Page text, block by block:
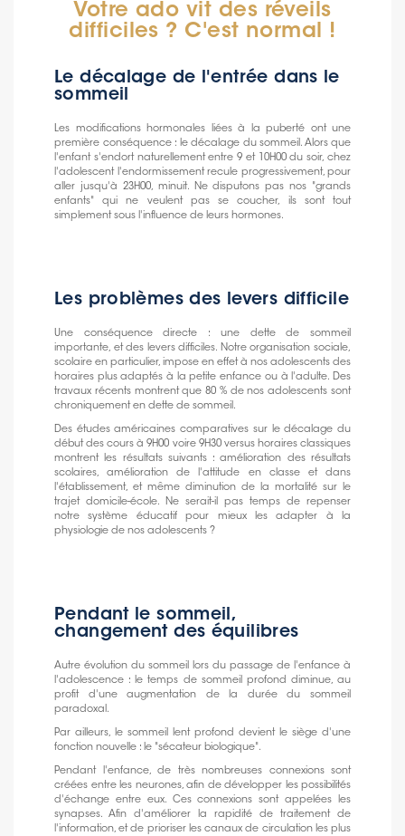
Votre ado vit des réveils
difficiles ? C'est normal !
Le décalage de l'entrée dans le
sommeil
Les modifications hormonales liées à la puberté ont une
première conséquence : le décalage du sommeil. Alors que
l'enfant s'endort naturellement entre 9 et 10H00 du soir, chez
l'adolescent l'endormissement recule progressivement, pour
aller jusqu'à 23H00, minuit. Ne disputons pas nos "grands
enfants" qui ne veulent pas se coucher, ils sont tout
simplement sous l'influence de leurs hormones.
Les problèmes des levers difficile
Une conséquence directe : une dette de sommeil
importante, et des levers difficiles. Notre organisation sociale,
scolaire en particulier, impose en effet à nos adolescents des
horaires plus adaptés à la petite enfance ou à l'adulte. Des
travaux récents montrent que 80 % de nos adolescents sont
chroniquement en dette de sommeil.
Des études américaines comparatives sur le décalage du
début des cours à 9H00 voire 9H30 versus horaires classiques
montrent les résultats suivants : amélioration des résultats
scolaires, amélioration de l'attitude en classe et dans
l'établissement, et même diminution de la mortalité sur le
trajet domicile-école. Ne serait-il pas temps de repenser
notre système éducatif pour mieux les adapter à la
physiologie de nos adolescents ?
Pendant le sommeil,
changement des équilibres
Autre évolution du sommeil lors du passage de l'enfance à
l'adolescence : le temps de sommeil profond diminue, au
profit d'une augmentation de la durée du sommeil
paradoxal.
Par ailleurs, le sommeil lent profond devient le siège d'une
fonction nouvelle : le "sécateur biologique".
Pendant l'enfance, de très nombreuses connexions sont
créées entre les neurones, afin de développer les possibilités
d'échange entre eux. Ces connexions sont appelées les
synapses. Afin d'améliorer la rapidité de traitement de
l'information, et de prioriser les canaux de circulation les plus